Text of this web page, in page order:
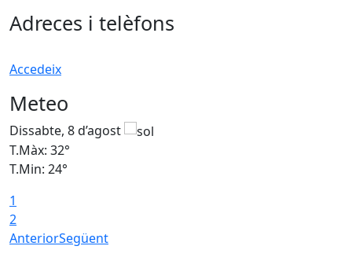
Adreces i telèfons
Accedeix
Meteo
Dissabte, 8 d’agost
T.Màx: 32°
T.Min: 24°
1
2
AnteriorSegüent